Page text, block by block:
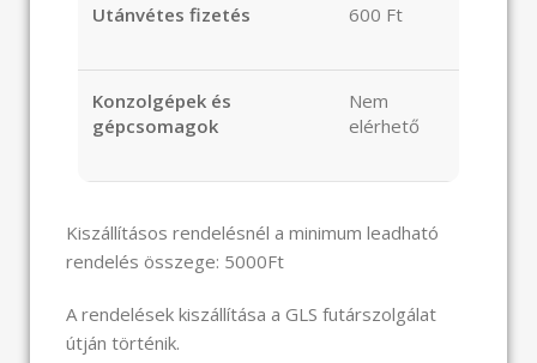
Utánvétes fizetés 600 Ft
Konzolgépek és
gépcsomagok
Nem
elérhető
Kiszállításos rendelésnél a minimum leadható
rendelés összege: 5000Ft
A rendelések kiszállítása a GLS futárszolgálat
útján történik.